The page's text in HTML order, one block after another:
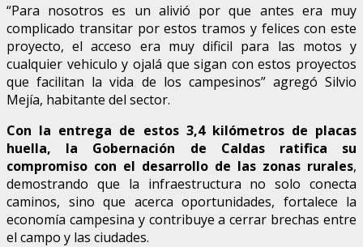
“Para nosotros es un alivió por que antes era muy
complicado transitar por estos tramos y felices con este
proyecto, el acceso era muy dificil para las motos y
cualquier vehiculo y ojalá que sigan con estos proyectos
que facilitan la vida de los campesinos” agregó Silvio
Mejía, habitante del sector.
Con la entrega de estos 3,4 kilómetros de placas
huella, la Gobernación de Caldas ratifica su
compromiso con el desarrollo de las zonas rurales,
demostrando que la infraestructura no solo conecta
caminos, sino que acerca oportunidades, fortalece la
economía campesina y contribuye a cerrar brechas entre
el campo y las ciudades.